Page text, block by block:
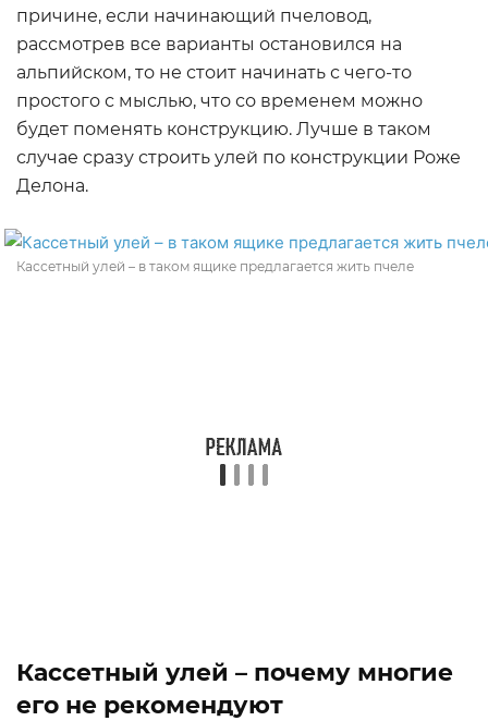
причине, если начинающий пчеловод,
рассмотрев все варианты остановился на
альпийском, то не стоит начинать с чего-то
простого с мыслью, что со временем можно
будет поменять конструкцию. Лучше в таком
случае сразу строить улей по конструкции Роже
Делона.
Кассетный улей – в таком ящике предлагается жить пчеле
Кассетный улей – почему многие
его не рекомендуют